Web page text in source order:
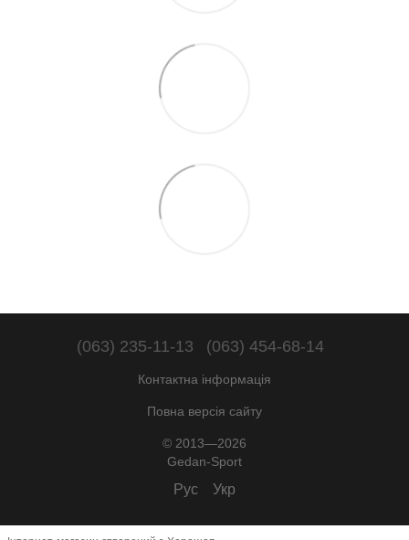
(063) 235-11-13 (063) 454-68-14
Контактна інформація
Повна версія сайту
© 2013—2026
Gedan-Sport
Рус Укр